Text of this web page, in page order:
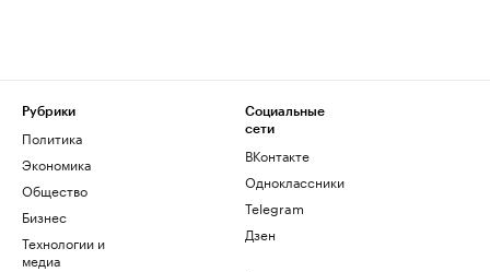
Рубрики
Политика
Экономика
Общество
Бизнес
Технологии и
медиа
Социальные
сети
ВКонтакте
Одноклассники
Telegram
Дзен